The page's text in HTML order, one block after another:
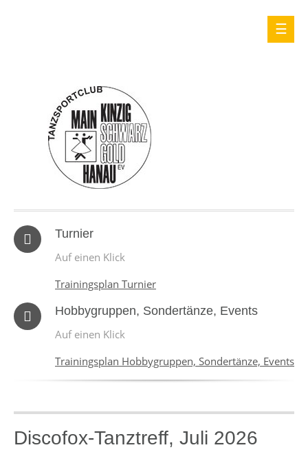
Turnier
Auf einen Klick
Trainingsplan Turnier
Hobbygruppen, Sondertänze, Events
Auf einen Klick
Trainingsplan Hobbygruppen, Sondertänze, Events
Discofox-Tanztreff, Juli 2026